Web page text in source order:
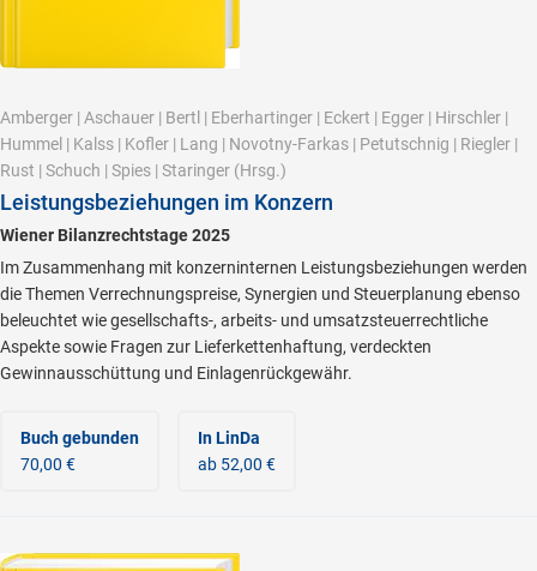
Amberger | Aschauer | Bertl | Eberhartinger | Eckert | Egger | Hirschler |
Hummel | Kalss | Kofler | Lang | Novotny-Farkas | Petutschnig | Riegler |
Rust | Schuch | Spies | Staringer (Hrsg.)
Leistungsbeziehungen im Konzern
Wiener Bilanzrechtstage 2025
Im Zusammenhang mit konzerninternen Leistungsbeziehungen werden
die Themen Verrechnungspreise, Synergien und Steuerplanung ebenso
beleuchtet wie gesellschafts-, arbeits- und umsatzsteuerrechtliche
Aspekte sowie Fragen zur Lieferkettenhaftung, verdeckten
Gewinnausschüttung und Einlagenrückgewähr.
Buch gebunden
70,00 €
In LinDa
ab 52,00 €